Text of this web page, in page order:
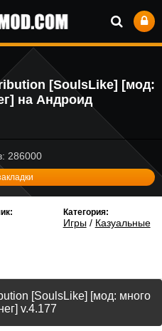
[SoulsLike] [мод:
на Андроид
286000
Категория:
Игры/ Казуальные
[SoulsLike] [мод: много
v.4.177